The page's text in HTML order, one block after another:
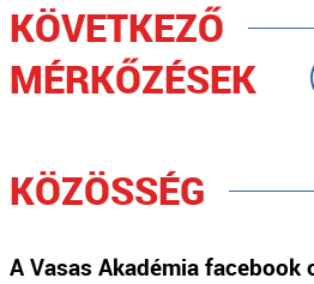
KÖVETKEZŐ
MÉRKŐZÉSEK
KÖZÖSSÉG
A Vasas Akadémia facebook